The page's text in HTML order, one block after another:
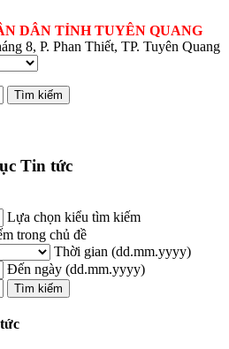
DÂN TỈNH TUYÊN QUANG
8, P. Phan Thiết, TP. Tuyên Quang
Tin tức
Lựa chọn kiểu tìm kiếm
trong chủ đề
Thời gian (dd.mm.yyyy)
Đến ngày (dd.mm.yyyy)